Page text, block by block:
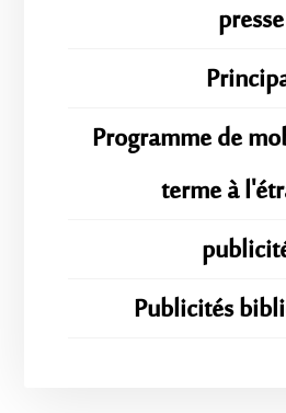
presse
Programme de
terme à
Publicités